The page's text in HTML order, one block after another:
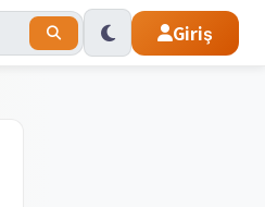
Giriş